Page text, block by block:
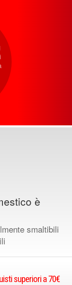
è
smaltibili
superiori a 70€